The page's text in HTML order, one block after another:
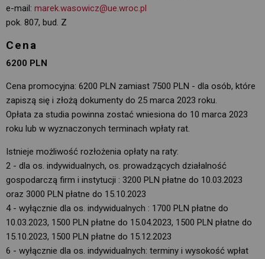
e-mail: marek.wasowicz@ue.wroc.pl
pok. 807, bud. Z
Cena
6200 PLN
Cena promocyjna: 6200 PLN zamiast 7500 PLN - dla osób, które
zapiszą się i złożą dokumenty do 25 marca 2023 roku.
Opłata za studia powinna zostać wniesiona do 10 marca 2023
roku lub w wyznaczonych terminach wpłaty rat.
Istnieje możliwość rozłożenia opłaty na raty:
2 - dla os. indywidualnych, os. prowadzących działalność
gospodarczą firm i instytucji : 3200 PLN płatne do 10.03.2023
oraz 3000 PLN płatne do 15.10.2023
4 - wyłącznie dla os. indywidualnych : 1700 PLN płatne do
10.03.2023, 1500 PLN płatne do 15.04.2023, 1500 PLN płatne do
15.10.2023, 1500 PLN płatne do 15.12.2023
6 - wyłącznie dla os. indywidualnych: terminy i wysokość wpłat